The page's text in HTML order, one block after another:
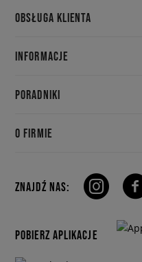
OBSŁUGA KLIENTA
INFORMACJE
PORADNIKI
O FIRMIE
ZNAJDŹ NAS:
POBIERZ APLIKACJE